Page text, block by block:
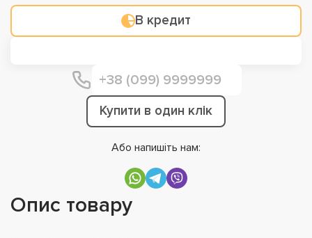
В кредит
Купити в один клік
Або напишіть нам:
Опис товару